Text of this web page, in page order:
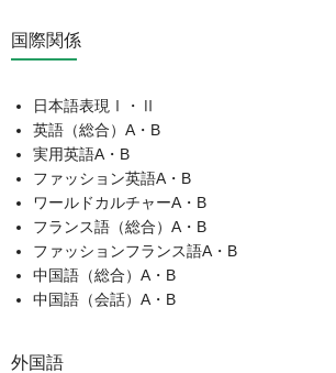
国際関係
日本語表現Ⅰ・Ⅱ
英語（総合）A・B
実用英語A・B
ファッション英語A・B
ワールドカルチャーA・B
フランス語（総合）A・B
ファッションフランス語A・B
中国語（総合）A・B
中国語（会話）A・B
外国語